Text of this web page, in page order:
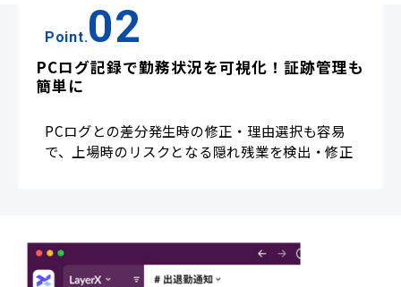
Point.02
PCログ記録で勤務状況を可視化！証跡管理も
簡単に
PCログとの差分発生時の修正・理由選択も容易
で、上場時のリスクとなる隠れ残業を検出・修正